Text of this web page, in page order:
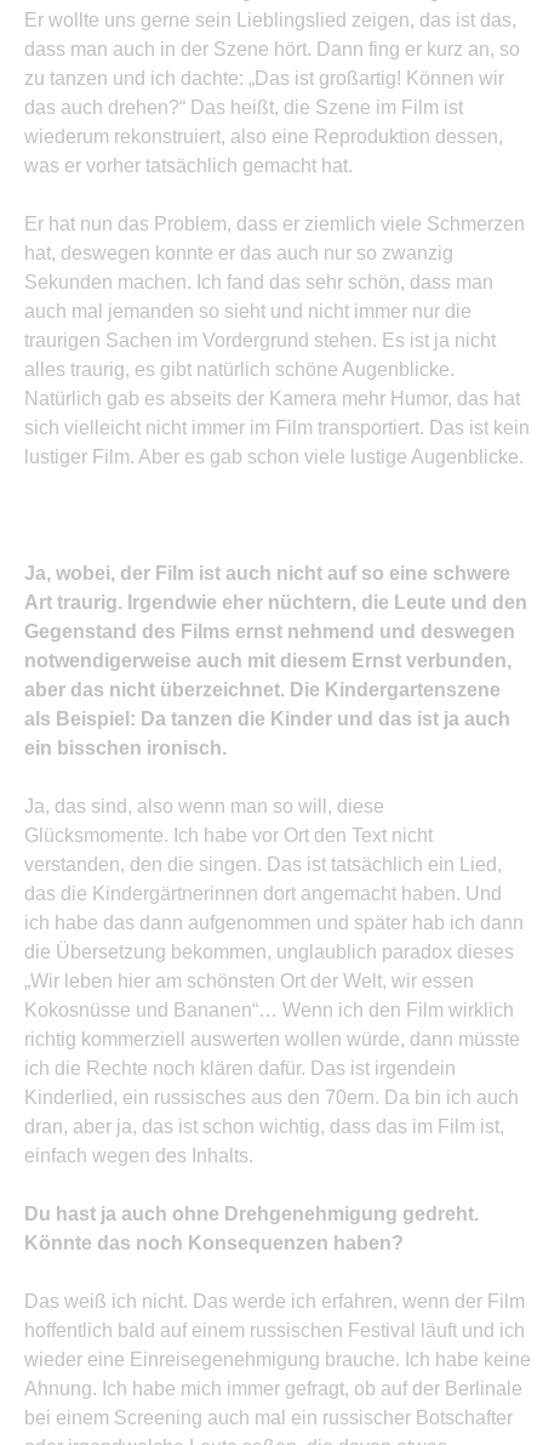
Er wollte uns gerne sein Lieblingslied zeigen, das ist das,
dass man auch in der Szene hört. Dann fing er kurz an, so
zu tanzen und ich dachte: „Das ist großartig! Können wir
das auch drehen?“ Das heißt, die Szene im Film ist
wiederum rekonstruiert, also eine Reproduktion dessen,
was er vorher tatsächlich gemacht hat.
Er hat nun das Problem, dass er ziemlich viele Schmerzen
hat, deswegen konnte er das auch nur so zwanzig
Sekunden machen. Ich fand das sehr schön, dass man
auch mal jemanden so sieht und nicht immer nur die
traurigen Sachen im Vordergrund stehen. Es ist ja nicht
alles traurig, es gibt natürlich schöne Augenblicke.
Natürlich gab es abseits der Kamera mehr Humor, das hat
sich vielleicht nicht immer im Film transportiert. Das ist kein
lustiger Film. Aber es gab schon viele lustige Augenblicke.
Ja, wobei, der Film ist auch nicht auf so eine schwere
Art traurig. Irgendwie eher nüchtern, die Leute und den
Gegenstand des Films ernst nehmend und deswegen
notwendigerweise auch mit diesem Ernst verbunden,
aber das nicht überzeichnet. Die Kindergartenszene
als Beispiel: Da tanzen die Kinder und das ist ja auch
ein bisschen ironisch.
Ja, das sind, also wenn man so will, diese
Glücksmomente. Ich habe vor Ort den Text nicht
verstanden, den die singen. Das ist tatsächlich ein Lied,
das die Kindergärtnerinnen dort angemacht haben. Und
ich habe das dann aufgenommen und später hab ich dann
die Übersetzung bekommen, unglaublich paradox dieses
„Wir leben hier am schönsten Ort der Welt, wir essen
Kokosnüsse und Bananen“… Wenn ich den Film wirklich
richtig kommerziell auswerten wollen würde, dann müsste
ich die Rechte noch klären dafür. Das ist irgendein
Kinderlied, ein russisches aus den 70ern. Da bin ich auch
dran, aber ja, das ist schon wichtig, dass das im Film ist,
einfach wegen des Inhalts.
Du hast ja auch ohne Drehgenehmigung gedreht.
Könnte das noch Konsequenzen haben?
Das weiß ich nicht. Das werde ich erfahren, wenn der Film
hoffentlich bald auf einem russischen Festival läuft und ich
wieder eine Einreisegenehmigung brauche. Ich habe keine
Ahnung. Ich habe mich immer gefragt, ob auf der Berlinale
bei einem Screening auch mal ein russischer Botschafter